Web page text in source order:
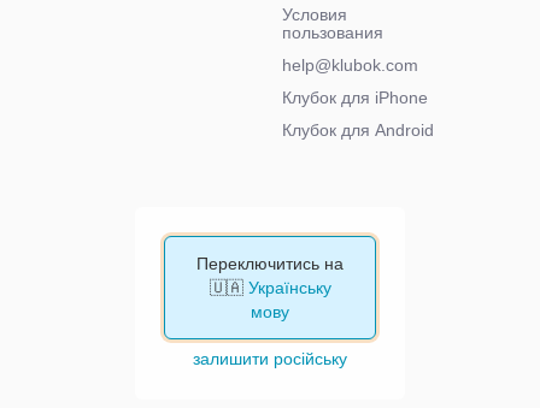
Условия
пользования
help@klubok.com
Клубок для iPhone
Клубок для Android
Переключитись на
🇺🇦 Українську
мову
залишити російську